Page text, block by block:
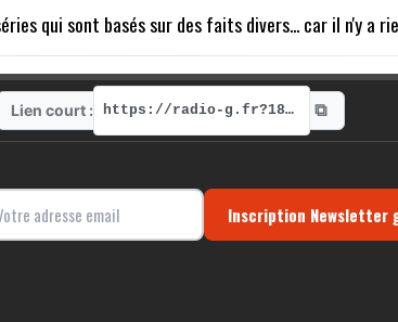
qui sont basés sur des faits divers... car il n'y
Lien court : https://radio-g.fr?18447 ⧉
Inscription Newsletter